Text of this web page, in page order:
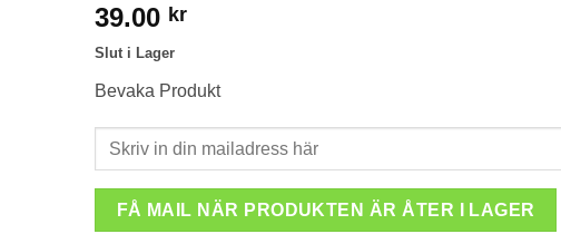
39.00 kr
Slut i Lager
Bevaka Produkt
FÅ MAIL NÄR PRODUKTEN ÄR ÅTER I LAGER